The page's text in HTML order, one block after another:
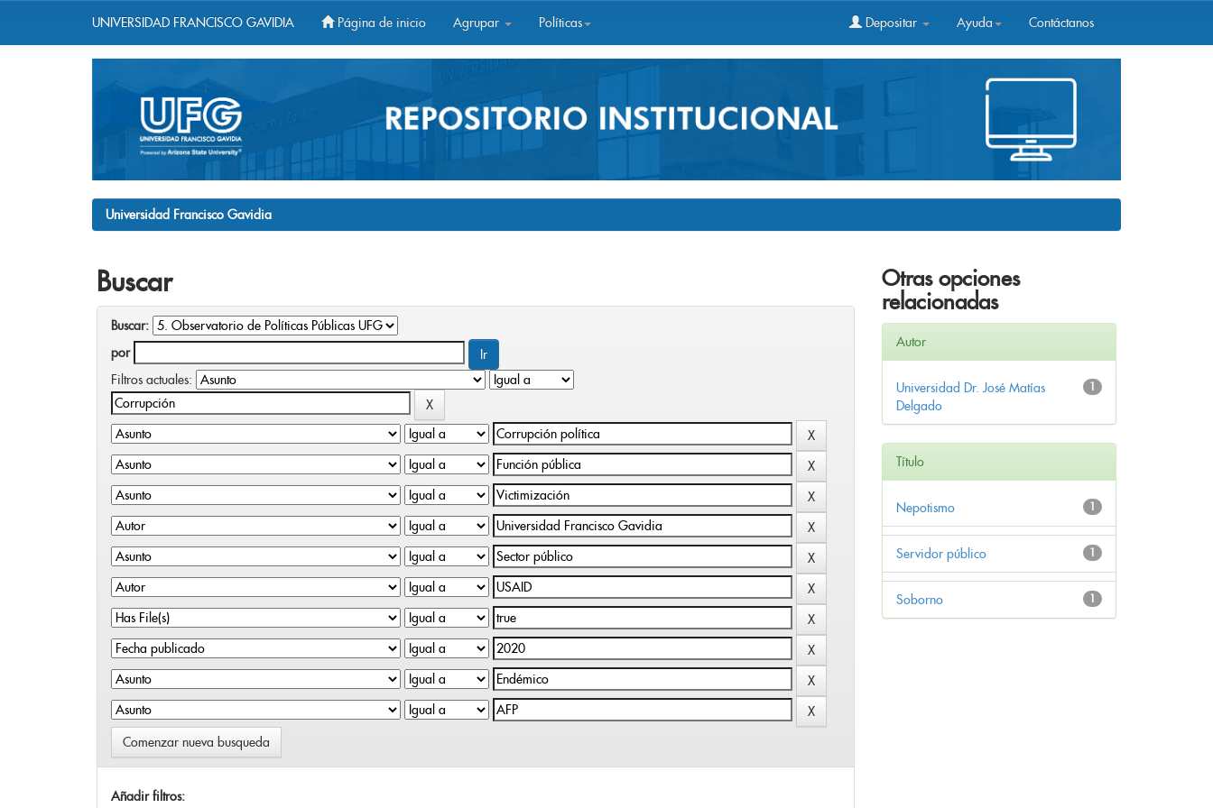
UNIVERSIDAD FRANCISCO GAVIDIA Página de inicio Agrupar Políticas Depositar Ayuda Contáctanos
Universidad Francisco Gavidia
Buscar
Buscar:
por
Filtros actuales:
Comenzar nueva busqueda
Añadir filtros:
Otras opciones
relacionadas
Autor
1
Universidad Dr. José Matías
Delgado
Título
1
Nepotismo
1
Servidor público
1
Soborno